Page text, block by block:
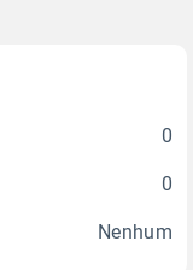
0
0
Nenhum